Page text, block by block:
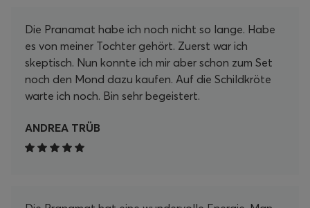
Die Pranamat habe ich noch nicht so lange. Habe
es von meiner Tochter gehört. Zuerst war ich
skeptisch. Nun konnte ich mir aber schon zum Set
noch den Mond dazu kaufen. Auf die Schildkröte
warte ich noch. Bin sehr begeistert.
ANDREA TRÜB